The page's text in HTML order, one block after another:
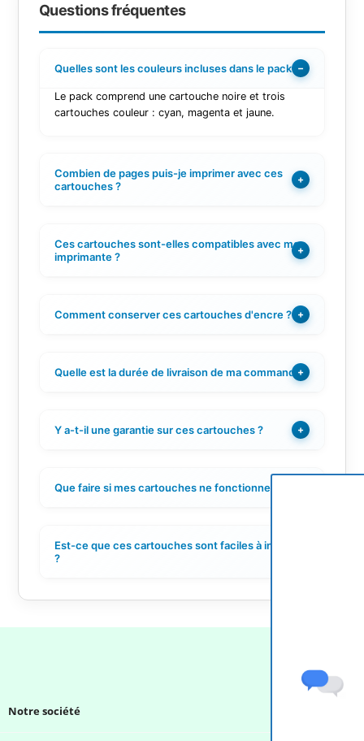
Questions fréquentes
Quelles sont les couleurs incluses dans le pack ?−
Le pack comprend une cartouche noire et trois
cartouches couleur : cyan, magenta et jaune.
Combien de pages puis-je imprimer avec ces
cartouches ?
+
Ces cartouches sont-elles compatibles avec mon
imprimante ?
+
Comment conserver ces cartouches d'encre ? +
Quelle est la durée de livraison de ma commande ?
+
Y a-t-il une garantie sur ces cartouches ? +
Que faire si mes cartouches ne fonctionnent pas ?
Est-ce que ces cartouches sont faciles à installer
?
Notre société